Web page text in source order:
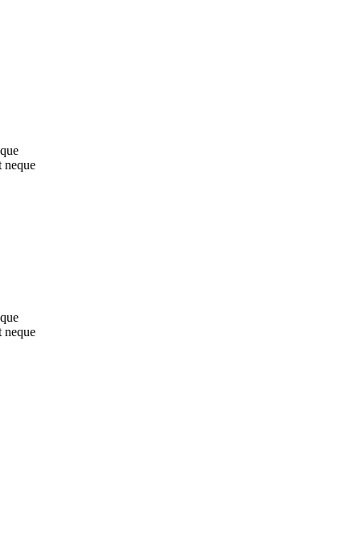
neque
neque